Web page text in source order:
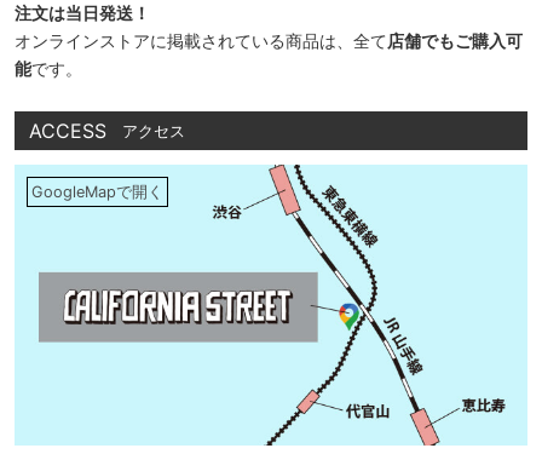
注文は当日発送！
オンラインストアに掲載されている商品は、全て店舗でもご購入可
能です。
ACCESS アクセス
GoogleMapで開く